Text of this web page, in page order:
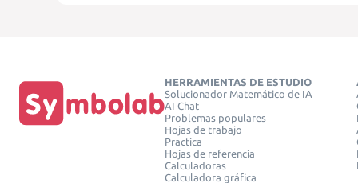
HERRAMIENTAS DE ESTUDIO
Solucionador Matemático de IA
AI Chat
Problemas populares
Hojas de trabajo
Practica
Hojas de referencia
Calculadoras
Calculadora gráfica